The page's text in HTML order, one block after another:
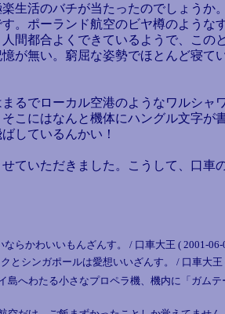
生活のバチが当たったのでしょう
。ポーランド航空のビヤ樽のよう
間都合よくできているようで、こ
が無い。窮屈な姿勢でほとんど寝て
るでローカル空港のようなワルシャ
こにはなんと機体にハングル文字
しているんかい！
ていただきました。こうして、口車
らかわいいもんざんす。 / 口車大王 ( 2001-06-
とシンガポールは愛想いいざんす。 / 口車大王
島へわたる小さなプロペラ機、機内に「ガム